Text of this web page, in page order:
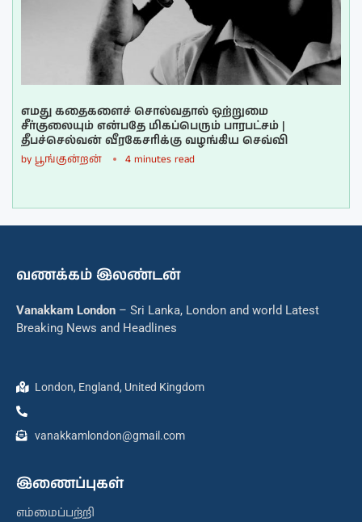
எமது கதைகளைச் சொல்வதால் ஒற்றுமை
சீர்குலையும் என்பதே மிகப்பெரும் பாரபட்சம் |
தீபச்செல்வன் வீரகேசரிக்கு வழங்கிய செவ்வி
by பூங்குன்றன் 4 minutes read
வணக்கம் இலண்டன்
Vanakkam London – Sri Lanka, London and world Latest
Breaking News and Headlines
London, England, United Kingdom
vanakkamlondon@gmail.com
இணைப்புகள்
எம்மைப்பற்றி